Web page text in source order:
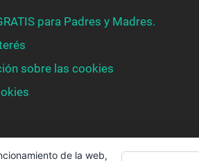
para Padres y Madres.
sobre las cookies
de la web,